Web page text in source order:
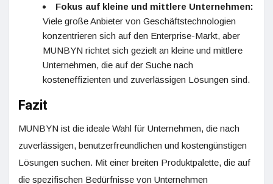
Fokus auf kleine und mittlere Unternehmen:
Viele große Anbieter von Geschäftstechnologien
konzentrieren sich auf den Enterprise-Markt, aber
MUNBYN richtet sich gezielt an kleine und mittlere
Unternehmen, die auf der Suche nach
kosteneffizienten und zuverlässigen Lösungen sind.
Fazit
MUNBYN ist die ideale Wahl für Unternehmen, die nach
zuverlässigen, benutzerfreundlichen und kostengünstigen
Lösungen suchen. Mit einer breiten Produktpalette, die auf
die spezifischen Bedürfnisse von Unternehmen